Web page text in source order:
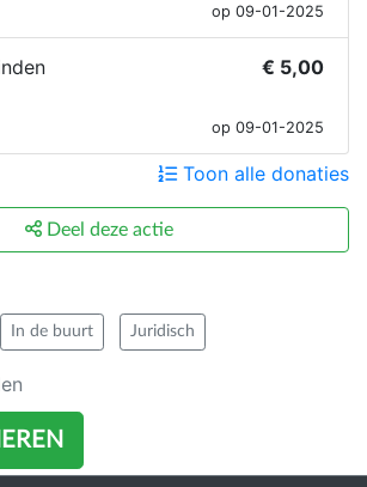
op 09-01-2025
€ 5,00
op 09-01-2025
Toon alle donaties
Deel deze actie
In de buurt Juridisch